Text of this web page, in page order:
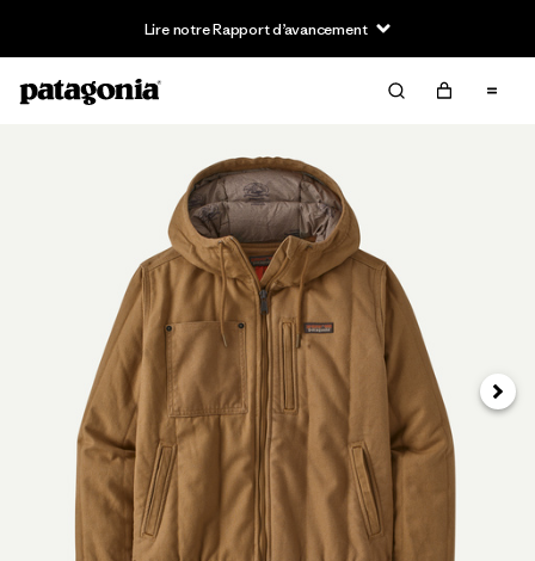
Lire notre Rapport d’avancement